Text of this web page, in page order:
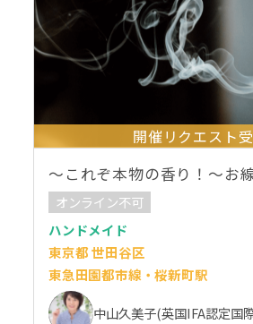
開催リクエスト
～これぞ本物の香り！～お
オンライン不可
ハンドメイド
東京都 世田谷区
東急田園都市線・桜新町駅